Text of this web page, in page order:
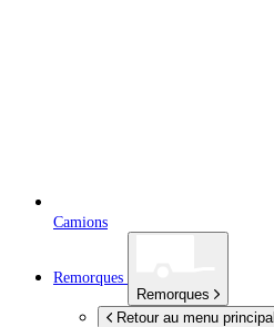
Camions
Remorques
Remorques
Retour au menu principal